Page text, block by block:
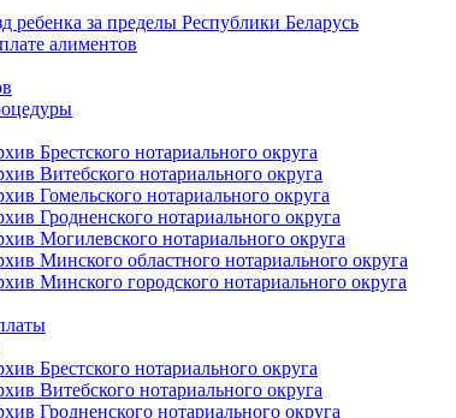
ребенка за пределы Республики Беларусь
алиментов
Брестского нотариального округа
Витебского нотариального округа
Гомельского нотариального округа
Гродненского нотариального округа
Могилевского нотариального округа
Минского областного нотариального округа
Минского городского нотариального округа
Брестского нотариального округа
Витебского нотариального округа
Гродненского нотариального округа